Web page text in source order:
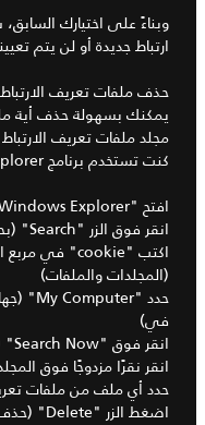
وبناءً على اختيارك
ارتباط جديدة أو لن يتم
حذف ملفات تعريف الارتباط
يمكنك بسهولة حذف أية
مجلد ملفات تعريف
كنت تستخدم برنامج Microsoft Windows Explorer:
افتح "Windows Explorer"
انقر فوق الزر "Search" (بحث) على شريط الأدوات
(المجلدات والملفات)
في)
انقر فوق "Search Now" (ابحث الآن)
انقر نقرًا مزدوجًا فوق
حدد أي ملف من ملفات
اضغط الزر "Delete" (حذف) من لوحة المفاتيح